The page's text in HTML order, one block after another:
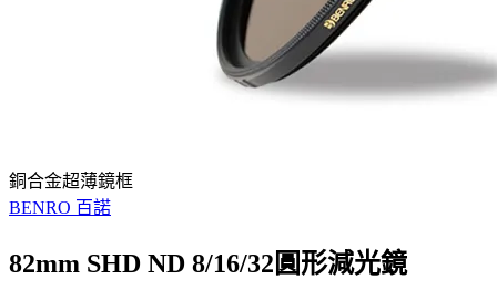
銅合金超薄鏡框
BENRO 百諾
82mm SHD ND 8/16/32圓形減光鏡